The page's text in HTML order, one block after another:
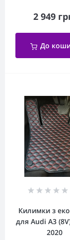
2 949
До
Килимки з
для Audi A3
2020